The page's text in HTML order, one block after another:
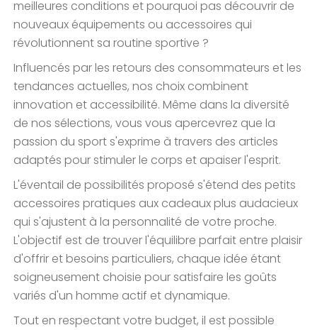
meilleures conditions et pourquoi pas découvrir de
nouveaux équipements ou accessoires qui
révolutionnent sa routine sportive ?
Influencés par les retours des consommateurs et les
tendances actuelles, nos choix combinent
innovation et accessibilité. Même dans la diversité
de nos sélections, vous vous apercevrez que la
passion du sport s'exprime à travers des articles
adaptés pour stimuler le corps et apaiser l'esprit.
L'éventail de possibilités proposé s'étend des petits
accessoires pratiques aux cadeaux plus audacieux
qui s'ajustent à la personnalité de votre proche.
L'objectif est de trouver l'équilibre parfait entre plaisir
d'offrir et besoins particuliers, chaque idée étant
soigneusement choisie pour satisfaire les goûts
variés d'un homme actif et dynamique.
Tout en respectant votre budget, il est possible